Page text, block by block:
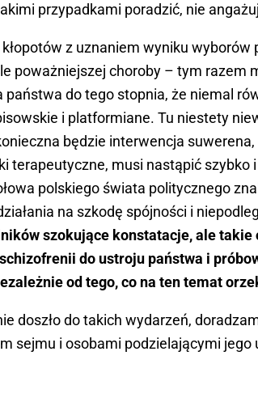
przypadkami poradzić, nie
z uznaniem wyniku
poważniejszej choroby – tym razem
państwa do tego stopnia, że niemal
i platformiane. Tu niestety
będzie interwencja
terapeutyczne, musi nastąpić szybko
polskiego świata politycznego
na szkodę spójności i
szokujące konstatacje, ale
do ustroju państwa i
od tego, co na ten temat
doszło do takich wydarzeń,
sejmu i osobami podzielającymi jego